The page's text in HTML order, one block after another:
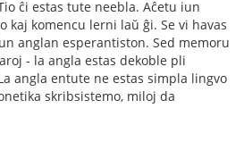
ĉi estas tute neebla. Aĉetu iun
kaj komencu lerni laŭ ĝi. Se vi havas
anglan esperantiston. Sed memoru
- la angla estas dekoble pli
angla entute ne estas simpla lingvo
skribsistemo, miloj da